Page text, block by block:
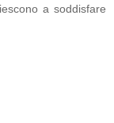
a soddisfare